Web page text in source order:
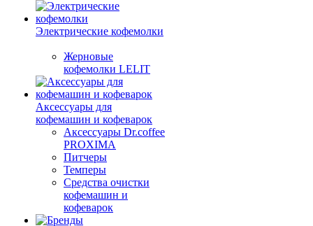
Электрические кофемолки
Жерновые
кофемолки LELIT
Аксессуары для
кофемашин и кофеварок
Аксессуары Dr.coffee
PROXIMA
Питчеры
Темперы
Средства очистки
кофемашин и
кофеварок